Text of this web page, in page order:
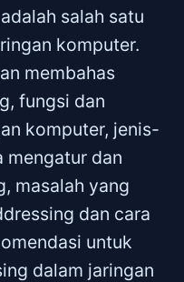
salah satu
komputer.
membahas
fungsi dan
komputer, jenis-
mengatur dan
masalah yang
dan cara
untuk
dalam jaringan